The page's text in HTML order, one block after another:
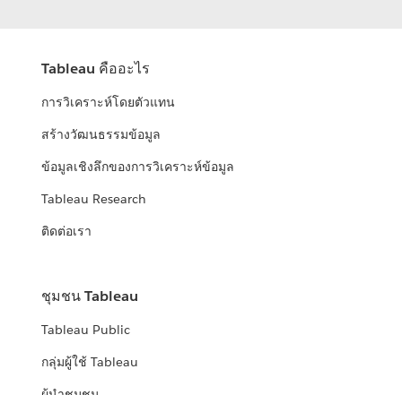
Tableau คืออะไร
การวิเคราะห์โดยตัวแทน
สร้างวัฒนธรรมข้อมูล
ข้อมูลเชิงลึกของการวิเคราะห์ข้อมูล
Tableau Research
ติดต่อเรา
ชุมชน Tableau
Tableau Public
กลุ่มผู้ใช้ Tableau